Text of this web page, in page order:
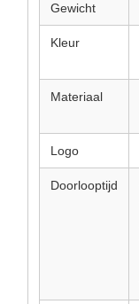
Gewicht
Kleur
Materiaal
Logo
Doorlooptijd